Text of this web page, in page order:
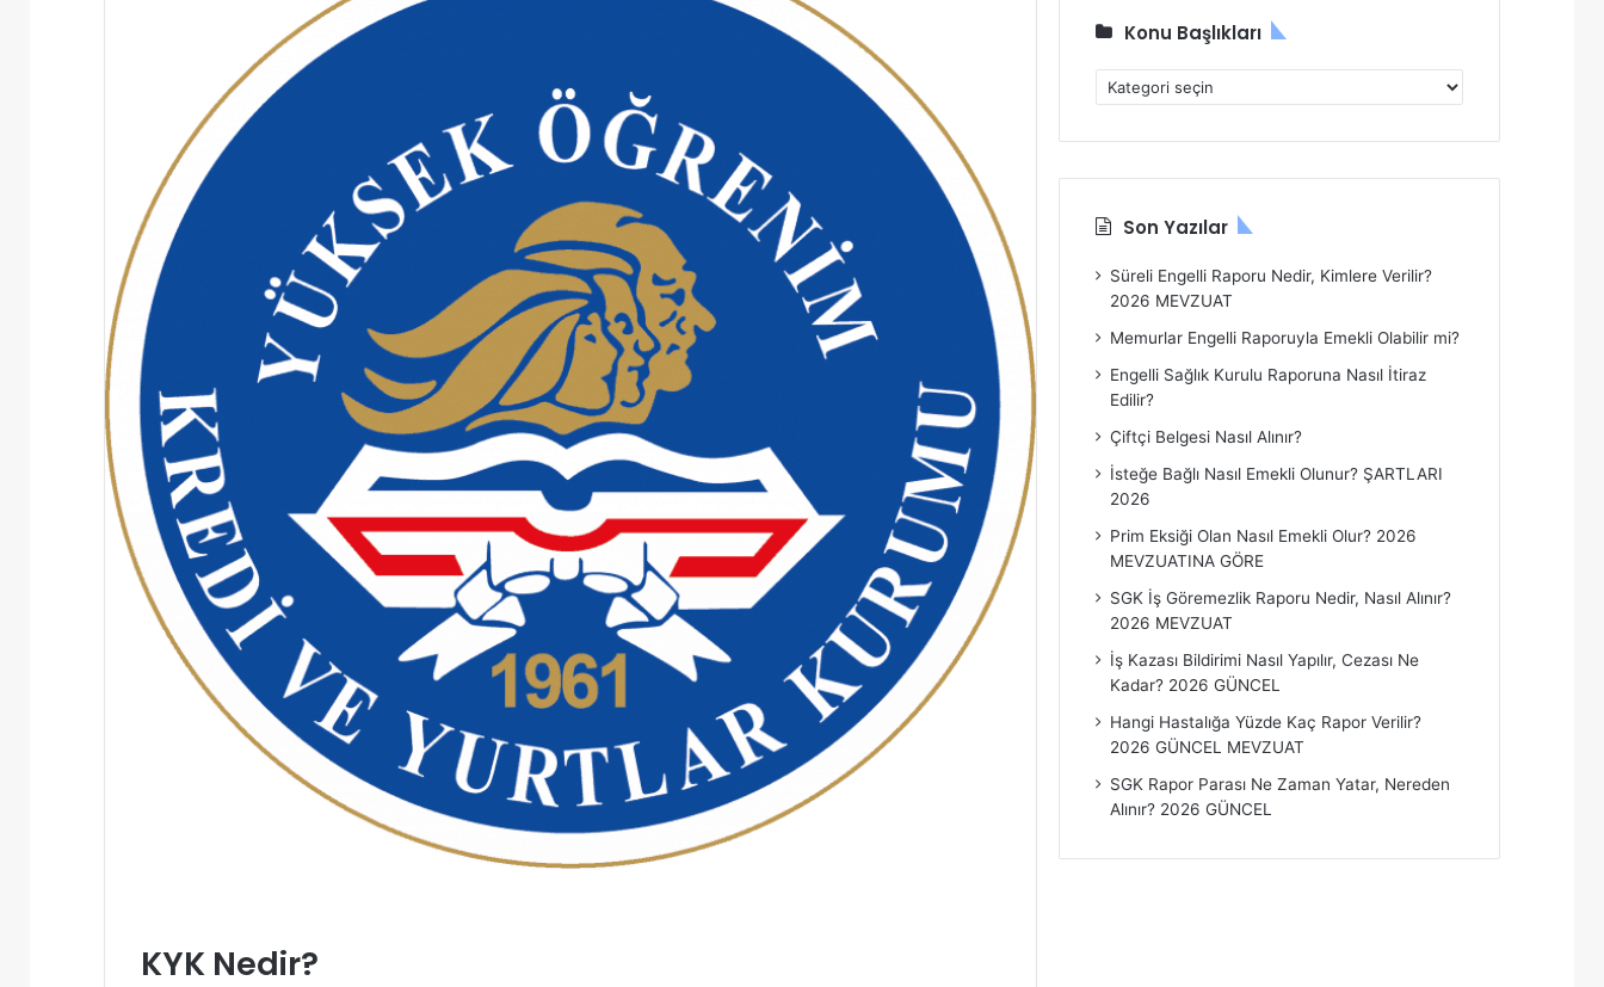
KYK Nedir?
Konu Başlıkları
o
B
ş
ı
l
r
Son Yazılar
Süreli Engelli Raporu Nedir, Kimlere Verilir?
2026 MEVZUAT
Memurlar Engelli Raporuyla Emekli Olabilir mi?
Engelli Sağlık Kurulu Raporuna Nasıl İtiraz
Edilir?
Çiftçi Belgesi Nasıl Alınır?
İsteğe Bağlı Nasıl Emekli Olunur? ŞARTLARI
2026
Prim Eksiği Olan Nasıl Emekli Olur? 2026
MEVZUATINA GÖRE
SGK İş Göremezlik Raporu Nedir, Nasıl Alınır?
2026 MEVZUAT
İş Kazası Bildirimi Nasıl Yapılır, Cezası Ne
Kadar? 2026 GÜNCEL
Hangi Hastalığa Yüzde Kaç Rapor Verilir?
2026 GÜNCEL MEVZUAT
SGK Rapor Parası Ne Zaman Yatar, Nereden
Alınır? 2026 GÜNCEL